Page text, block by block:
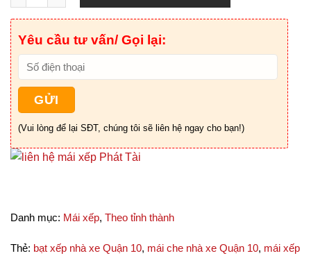
Yêu cầu tư vấn/ Gọi lại:
(Vui lòng để lại SĐT, chúng tôi sẽ liên hệ ngay cho bạn!)
Danh mục: Mái xếp, Theo tỉnh thành
Thẻ: bạt xếp nhà xe Quận 10, mái che nhà xe Quận 10, mái xếp